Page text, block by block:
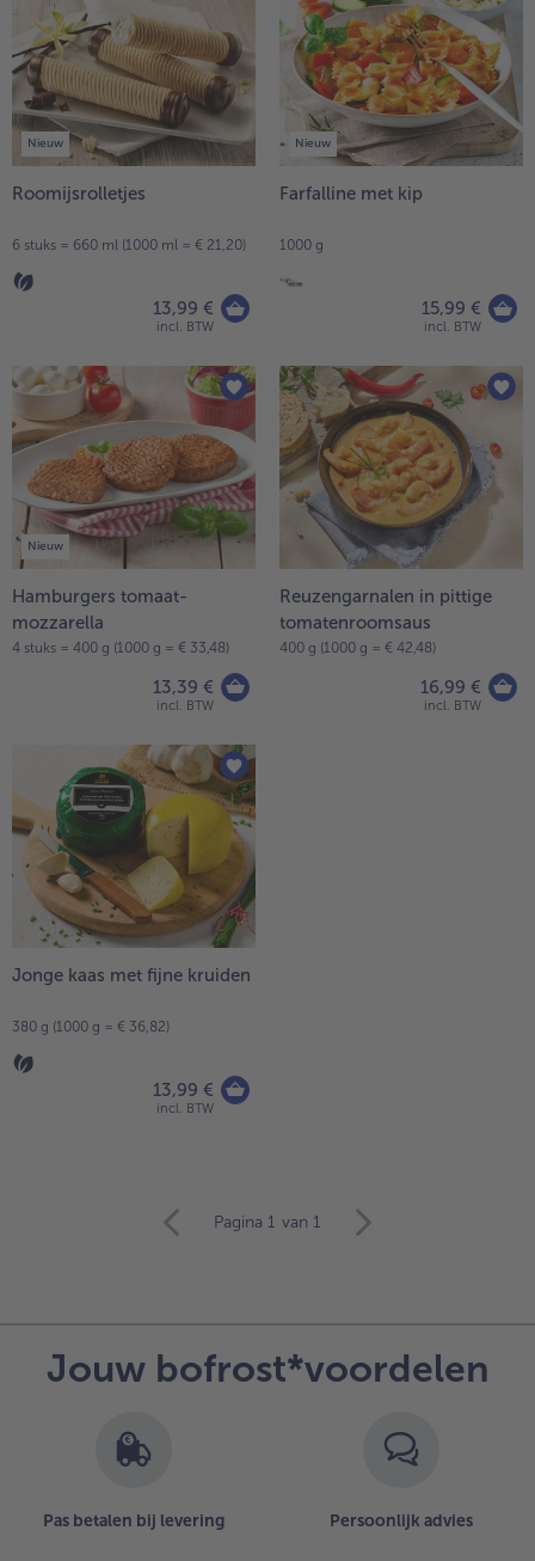
High Protein
alleHigh Protein
Veggie & Vegan
alleVeggie & Vegan
- 5 € bij aankoop van 7 maaltijden naar keuze
de
Nieuw
Roomijsrolletjes
6 stuks = 660 ml (1000 ml = € 21,20)
13,99 €
incl. BTW
Nieuw
Farfalline met kip
1000 g
15,99 €
incl. BTW
Nieuw
Hamburgers tomaat-
mozzarella
4 stuks = 400 g (1000 g = € 33,48)
13,39 €
incl. BTW
Reuzengarnalen in pittige
tomatenroomsaus
400 g (1000 g = € 42,48)
16,99 €
incl. BTW
Jonge kaas met fijne kruiden
380 g (1000 g = € 36,82)
13,99 €
incl. BTW
staan
artikelen
Pagina 1 van 1
Jouw bofrost*voordelen
Pas betalen bij levering Persoonlijk advies